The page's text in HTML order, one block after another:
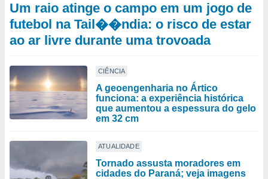
Um raio atinge o campo em um jogo de
futebol na Tail��ndia: o risco de estar
ao ar livre durante uma trovoada
CIÊNCIA
A geoengenharia no Ártico
funciona: a experiência histórica
que aumentou a espessura do gelo
em 32 cm
ATUALIDADE
Tornado assusta moradores em
cidades do Paraná; veja imagens